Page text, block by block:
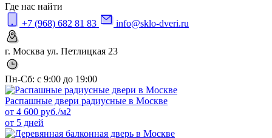
Где нас найти
+7 (968) 682 81 83
info@sklo-dveri.ru
г. Москва ул. Петлицкая 23
Пн-Сб: с 9:00 до 19:00
Распашные двери радиусные в Москве
от 4 600 руб./м2
от 5 дней